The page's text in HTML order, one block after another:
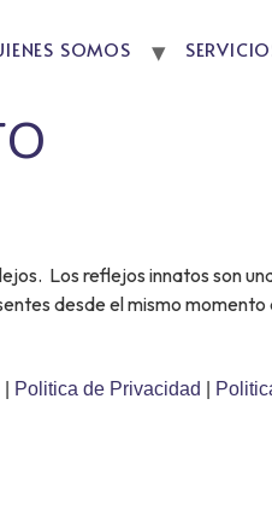
SOMOS
Los reflejos innatos son
desde el mismo
Politica de Privacidad